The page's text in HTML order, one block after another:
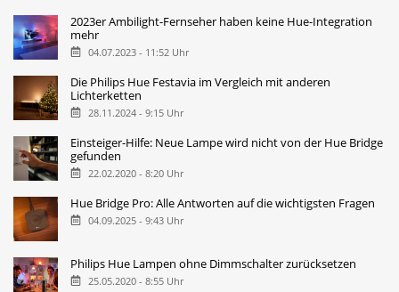
2023er Ambilight-Fernseher haben keine Hue-Integration
mehr
04.07.2023 - 11:52 Uhr
Die Philips Hue Festavia im Vergleich mit anderen
Lichterketten
28.11.2024 - 9:15 Uhr
Einsteiger-Hilfe: Neue Lampe wird nicht von der Hue Bridge
gefunden
22.02.2020 - 8:20 Uhr
Hue Bridge Pro: Alle Antworten auf die wichtigsten Fragen
04.09.2025 - 9:43 Uhr
Philips Hue Lampen ohne Dimmschalter zurücksetzen
25.05.2020 - 8:55 Uhr